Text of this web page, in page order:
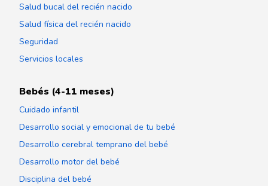
Salud bucal del recién nacido
Salud física del recién nacido
Seguridad
Servicios locales
Bebés (4-11 meses)
Cuidado infantil
Desarrollo social y emocional de tu bebé
Desarrollo cerebral temprano del bebé
Desarrollo motor del bebé
Disciplina del bebé